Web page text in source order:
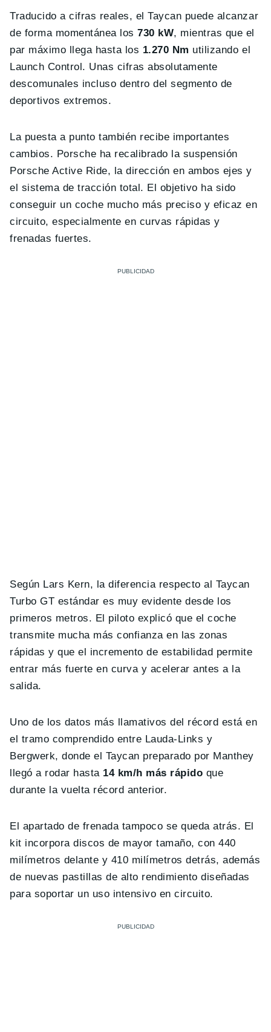
Traducido a cifras reales, el Taycan puede alcanzar
de forma momentánea los730 kW, mientras que el
par máximo llega hasta los 1.270 Nm utilizando el
Launch Control. Unas cifras absolutamente
descomunales incluso dentro del segmento de
deportivos extremos.
La puesta a punto también recibe importantes
cambios. Porsche ha recalibrado la suspensión
Porsche Active Ride, la dirección en ambos ejes y
el sistema de tracción total. El objetivo ha sido
conseguir un coche mucho más preciso y eficaz en
circuito, especialmente en curvas rápidas y
frenadas fuertes.
Según Lars Kern, la diferencia respecto al Taycan
Turbo GT estándar es muy evidente desde los
primeros metros. El piloto explicó que el coche
transmite mucha más confianza en las zonas
rápidas y que el incremento de estabilidad permite
entrar más fuerte en curva y acelerar antes a la
salida.
Uno de los datos más llamativos del récord está en
el tramo comprendido entre Lauda-Links y
Bergwerk, donde el Taycan preparado por Manthey
llegó a rodar hasta 14 km/h más rápido que
durante la vuelta récord anterior.
El apartado de frenada tampoco se queda atrás. El
kit incorpora discos de mayor tamaño, con 440
milímetros delante y 410 milímetros detrás, además
de nuevas pastillas de alto rendimiento diseñadas
para soportar un uso intensivo en circuito.